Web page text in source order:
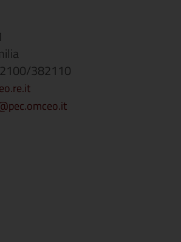
382110